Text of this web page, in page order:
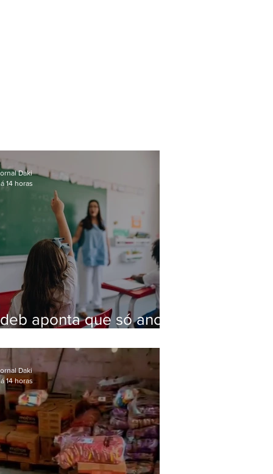
aponta que só anos
da educação
Daki
14 horas
Daki
14 horas